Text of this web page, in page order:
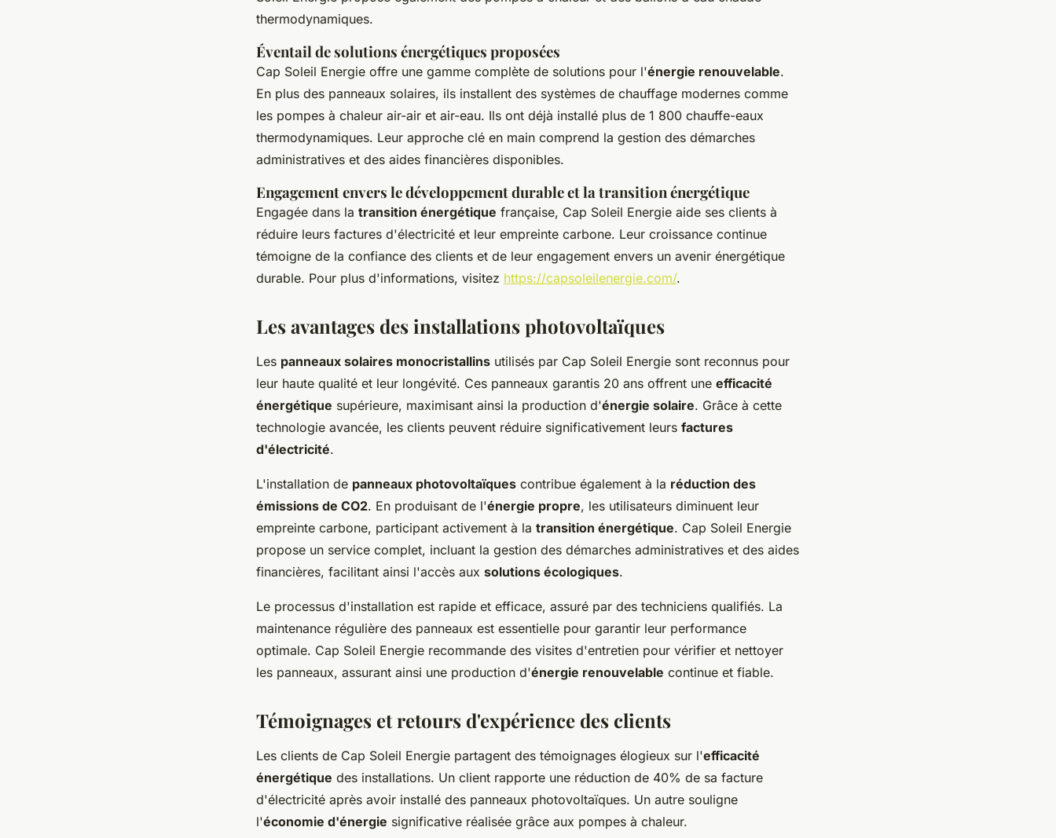
thermodynamiques.
Éventail de solutions énergétiques proposées
Cap Soleil Energie offre une gamme complète de solutions pour l'énergie renouvelable.
En plus des panneaux solaires, ils installent des systèmes de chauffage modernes comme
les pompes à chaleur air-air et air-eau. Ils ont déjà installé plus de 1 800 chauffe-eaux
thermodynamiques. Leur approche clé en main comprend la gestion des démarches
administratives et des aides financières disponibles.
Engagement envers le développement durable et la transition énergétique
Engagée dans la transition énergétique française, Cap Soleil Energie aide ses clients à
réduire leurs factures d'électricité et leur empreinte carbone. Leur croissance continue
témoigne de la confiance des clients et de leur engagement envers un avenir énergétique
durable. Pour plus d'informations, visitez https://capsoleilenergie.com/.
Les avantages des installations photovoltaïques
Les panneaux solaires monocristallins utilisés par Cap Soleil Energie sont reconnus pour
leur haute qualité et leur longévité. Ces panneaux garantis 20 ans offrent une efficacité
énergétique supérieure, maximisant ainsi la production d'énergie solaire. Grâce à cette
technologie avancée, les clients peuvent réduire significativement leurs factures
d'électricité.
L'installation de panneaux photovoltaïques contribue également à la réduction des
émissions de CO2. En produisant de l'énergie propre, les utilisateurs diminuent leur
empreinte carbone, participant activement à la transition énergétique. Cap Soleil Energie
propose un service complet, incluant la gestion des démarches administratives et des aides
financières, facilitant ainsi l'accès aux solutions écologiques.
Le processus d'installation est rapide et efficace, assuré par des techniciens qualifiés. La
maintenance régulière des panneaux est essentielle pour garantir leur performance
optimale. Cap Soleil Energie recommande des visites d'entretien pour vérifier et nettoyer
les panneaux, assurant ainsi une production d'énergie renouvelable continue et fiable.
Témoignages et retours d'expérience des clients
Les clients de Cap Soleil Energie partagent des témoignages élogieux sur l'efficacité
énergétique des installations. Un client rapporte une réduction de 40% de sa facture
d'électricité après avoir installé des panneaux photovoltaïques. Un autre souligne
l'économie d'énergie significative réalisée grâce aux pompes à chaleur.